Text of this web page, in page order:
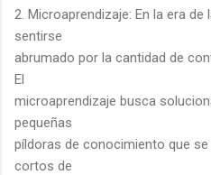
2. Microaprendizaje: En la era
sentirse
abrumado por la cantidad de
El
microaprendizaje busca
pequeñas
píldoras de conocimiento que
cortos de